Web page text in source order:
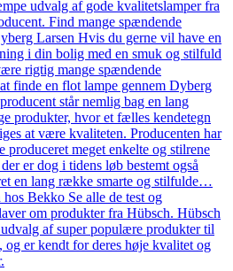
udvalg af gode kvalitetslamper fra
Find mange spændende
Larsen Hvis du gerne vil have en
i din bolig med en smuk og stilfuld
rigtig mange spændende
finde en flot lampe gennem Dyberg
står nemlig bag en lang
produkter, hvor et fælles kendetegn
at være kvaliteten. Producenten har
produceret meget enkelte og stilrene
er dog i tidens løb bestemt også
en lang række smarte og stilfulde…
hos Bekko Se alle de test og
om produkter fra Hübsch. Hübsch
af super populære produkter til
er kendt for deres høje kvalitet og